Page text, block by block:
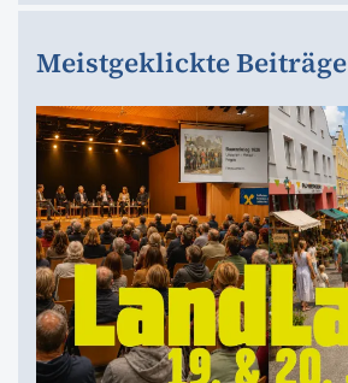
Meistgeklickte Beiträge